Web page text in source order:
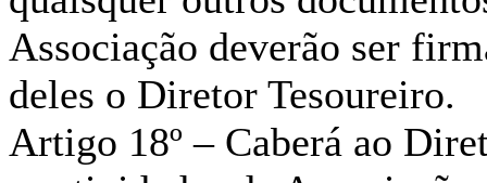
Associação deverão ser
deles o Diretor Tesoureiro.
Artigo 18º – Caberá ao